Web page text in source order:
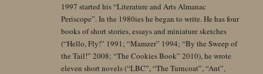
1997 started his “Literature and Arts Almanac
Periscope”. In the 1980ies he began to write. He has four
books of short stories, essays and miniature sketches
(“Hello, Fly!” 1991; “Mamzer” 1994; “By the Sweep of
the Tail!” 2008; “The Cookies Book” 2010), he wrote
eleven short novels (“LBC”, “The Turncoat”, “Ant”,